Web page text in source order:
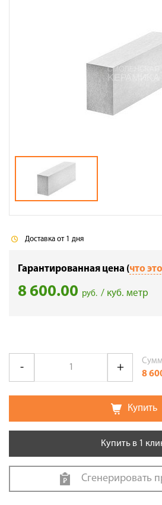
Доставка от 1 дня
Гарантированная цена (что
8 600.00 руб. / куб. метр
8
Купить
Купить в 1
Сгенерировать